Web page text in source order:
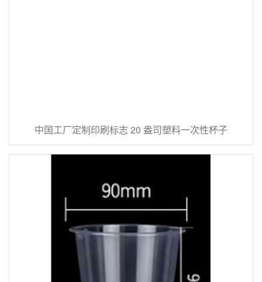
中国工厂定制印刷标志 20 盎司塑料一次性杯子